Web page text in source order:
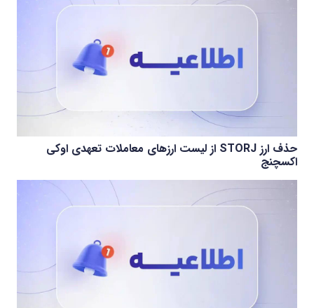
حذف ارز STORJ از لیست ارزهای معاملات تعهدی اوکی
اکسچنج